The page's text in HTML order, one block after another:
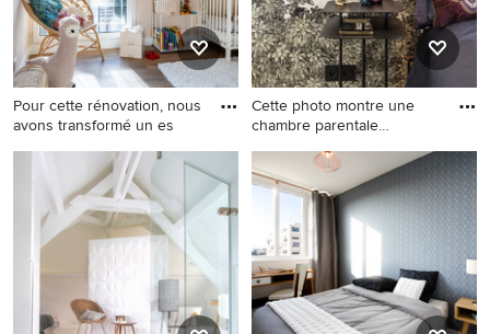
Pour cette rénovation, nous
avons transformé un es
Réalisation d'une chambre
de bébé neutre design de
taille moyenne avec un mur
beige, parquet clair et un sol
beige.
Cette photo montre une
chambre parentale
Cette photo montre une
chambre parentale tendance
de taille moyenne avec un
mur blanc, parquet clair,
aucune cheminée, un sol
beige et du papier peint.